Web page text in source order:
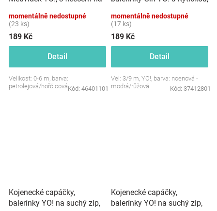
zip,petrolejová/hořčice
momentálně nedostupné
(23 ks)
189 Kč
Detail
Velikost: 0-6 m, barva:
petrolejová/hořčicováKód: 46401101
momentálně nedostupné
(17 ks)
189 Kč
Detail
Vel: 3/9 m, YO!, barva: noenová -
modrá/růžová
Kód: 37412801
Kojenecké capáčky,
balerínky YO! na suchý zip,
Kojenecké capáčky,
balerínky YO! na suchý zip,